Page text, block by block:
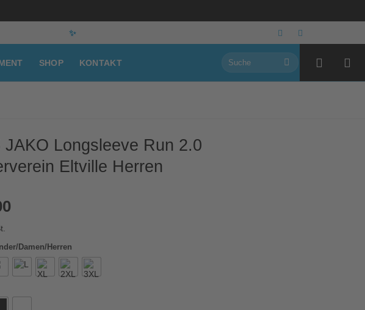
✨
SHOP KONTAKT
Suchen
JAKO Longsleeve Run 2.0
Eltville Herren
Damen/Herren